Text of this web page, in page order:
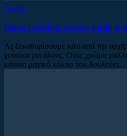
Ζώδια
Ποια γυναίκα ελκύει κάθε
Ας ξεκαθαρίσουμε κάτι από την
γυναίκα για όλους. Ούτε χρώμα
κάποιο μαγικό κόλπο που δουλεύει...